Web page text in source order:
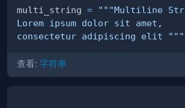
multi_string =
consectetur adipiscing elit """
查看: 字符串